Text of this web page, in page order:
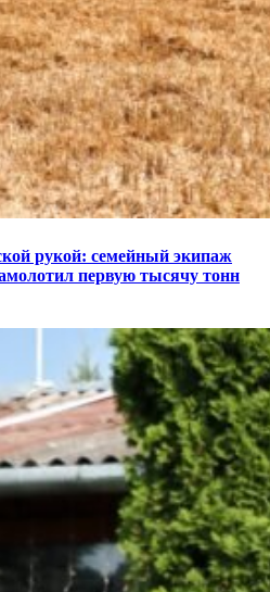
рукой: семейный экипаж
первую тысячу тонн